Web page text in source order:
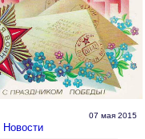
07 мая 2015
Новости